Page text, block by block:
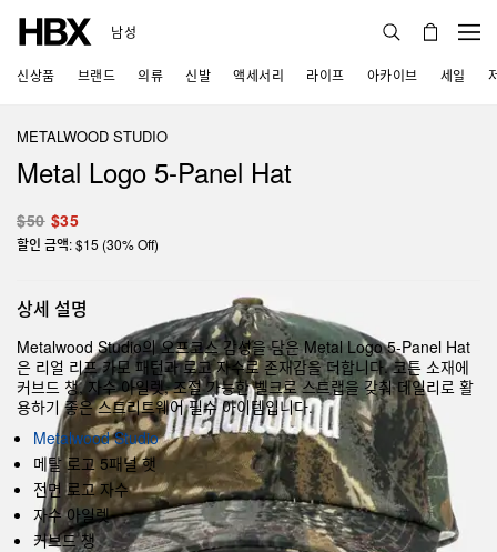
남성
신상품 브랜드 의류 신발 액세서리 라이프 아카이브 세일
METALWOOD STUDIO
Metal Logo 5-Panel Hat
$50 $35
할인 금액: $15 (30% Off)
상세 설명
Metalwood Studio의 오프코스 감성을 담은 Metal Logo 5-Panel Hat
은 리얼 리프 카모 패턴과 로고 자수로 존재감을 더합니다. 코튼 소재에
커브드 챙, 자수 아일렛, 조절 가능한 벨크로 스트랩을 갖춰 데일리로 활
용하기 좋은 스트리트웨어 필수 아이템입니다.
Metalwood Studio
메탈 로고 5패널 햇
전면 로고 자수
자수 아일렛
커브드 챙